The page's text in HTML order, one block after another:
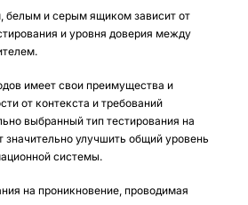
и серым ящиком зависит от
и уровня доверия между
имеет свои преимущества и
от контекста и требований
выбранный тип тестирования на
значительно улучшить общий уровень
системы.
на проникновение, проводимая